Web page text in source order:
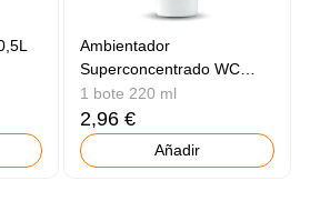
Ambientador
Superconcentrado WC
Flores
1 bote 220 ml
2,96 €
Añadir